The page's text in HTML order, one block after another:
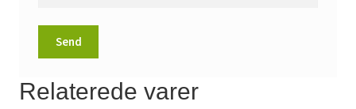
Relaterede varer